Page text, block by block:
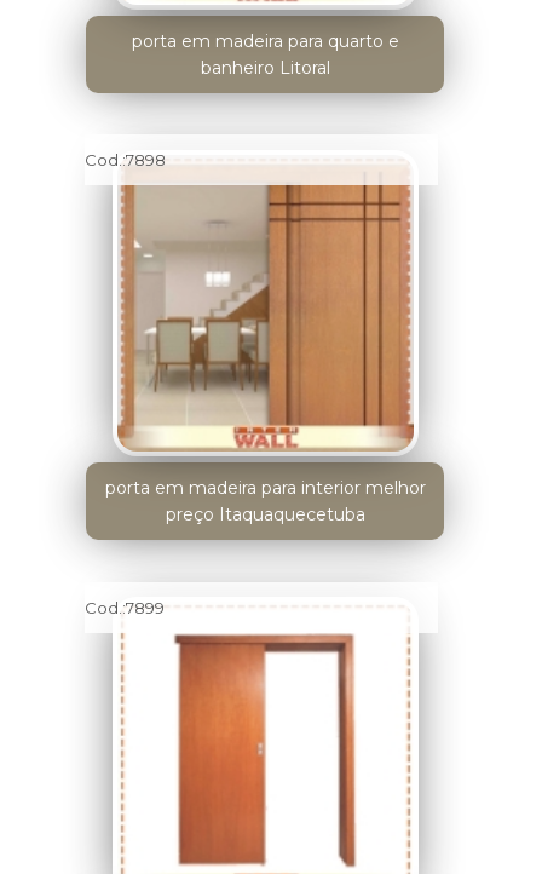
porta em madeira para quarto e
banheiro Litoral
Cod.:7898
porta em madeira para interior melhor
preço Itaquaquecetuba
Cod.:7899